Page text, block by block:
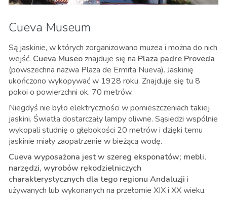
Cueva Museum
Są jaskinie, w których zorganizowano muzea i można do nich
wejść. Cueva Museo znajduje się na Plaza padre Proveda
(powszechna nazwa Plaza de Ermita Nueva). Jaskinię
ukończono wykopywać w 1928 roku. Znajduje się tu 8
pokoi o powierzchni ok. 70 metrów.
Niegdyś nie było elektryczności w pomieszczeniach takiej
jaskini. Światła dostarczały lampy oliwne. Sąsiedzi wspólnie
wykopali studnię o głębokości 20 metrów i dzięki temu
jaskinie miały zaopatrzenie w bieżącą wodę.
Cueva wyposażona jest w szereg eksponatów; mebli,
narzędzi, wyrobów rękodzielniczych
charakterystycznych dla tego regionu Andaluzji i
używanych lub wykonanych na przełomie XIX i XX wieku.